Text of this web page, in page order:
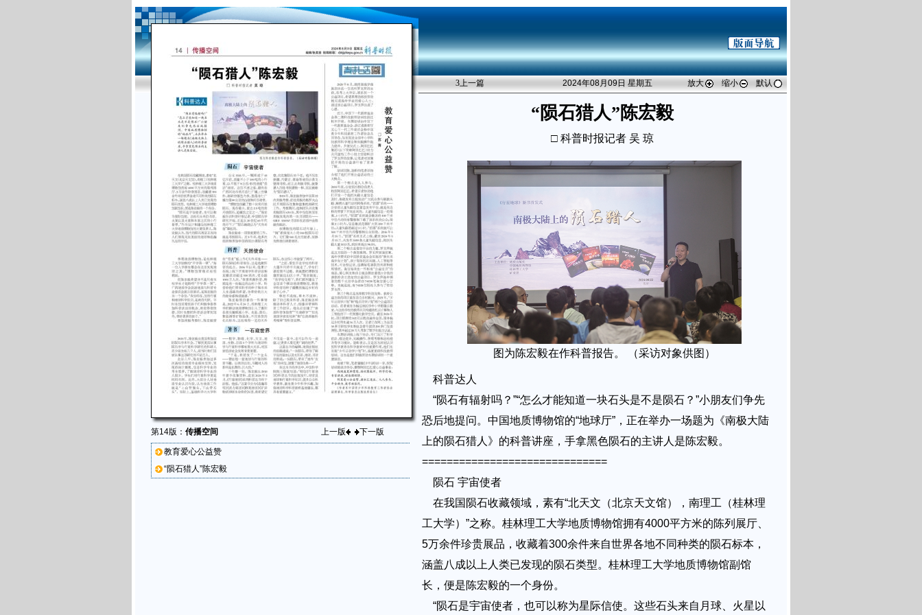
第14版： 传播空间 上一版 下一版
教育爱心公益赞
“陨石猎人”陈宏毅
3上一篇 2024年08月09日 星期五 放大 缩小 默认
“陨石猎人”陈宏毅
□ 科普时报记者 吴 琼
图为陈宏毅在作科普报告。 （采访对象供图）
科普达人
“陨石有辐射吗？”“怎么才能知道一块石头是不是陨石？”小朋友们争先
恐后地提问。中国地质博物馆的“地球厅”，正在举办一场题为《南极大陆
上的陨石猎人》的科普讲座，手拿黑色陨石的主讲人是陈宏毅。
==============================
陨石 宇宙使者
在我国陨石收藏领域，素有“北天文（北京天文馆），南理工（桂林理
工大学）”之称。桂林理工大学地质博物馆拥有4000平方米的陈列展厅、
5万余件珍贵展品，收藏着300余件来自世界各地不同种类的陨石标本，
涵盖八成以上人类已发现的陨石类型。桂林理工大学地质博物馆副馆
长，便是陈宏毅的一个身份。
“陨石是宇宙使者，也可以称为星际信使。这些石头来自月球、火星以